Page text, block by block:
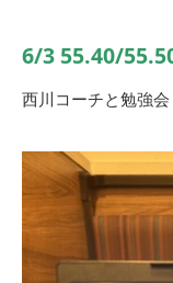
6/3 55.40/
西川コーチと勉強会